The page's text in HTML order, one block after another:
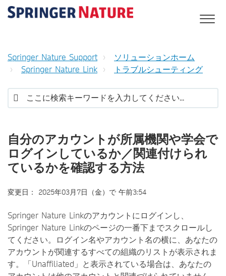
Springer Nature Support
ソリューションホーム
Springer Nature Link
トラブルシューティング
自分のアカウントが所属機関や学会で
ログインしているか／関連付けられ
ているかを確認する方法
変更日： 2025年03月7日（金）で 午前3:54
Springer Nature Linkのアカウントにログインし、
Springer Nature Linkのページの一番下までスクロールし
てください。ログイン名やアカウント名の横に、あなたの
アカウントが関連するすべての組織のリストが表示されま
す。「Unaffiliated」と表示されている場合は、あなたの